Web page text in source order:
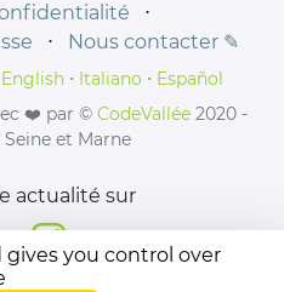
⋅
⋅ Nous contacter ✎
English ⋅ Italiano ⋅ Español
❤️ par © CodeVallée 2020 -
Seine et Marne
actualité sur
gives you control over